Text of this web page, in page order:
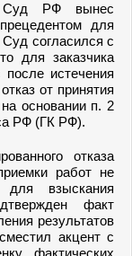
Суд РФ вынес
для
согласился с
для заказчика
после истечения
от принятия
основании п. 2
РФ (ГК РФ).
отказа
работ не
для взыскания
факт
результатов
акцент с
фактических